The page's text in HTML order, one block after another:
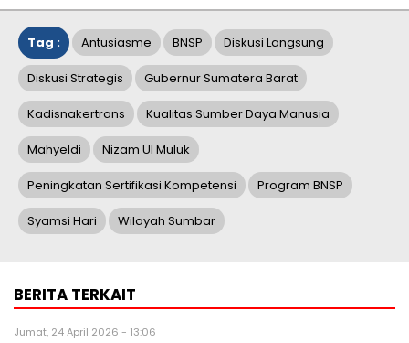
Tag : Antusiasme BNSP Diskusi Langsung
Diskusi Strategis Gubernur Sumatera Barat
Kadisnakertrans Kualitas Sumber Daya Manusia
Mahyeldi Nizam Ul Muluk
Peningkatan Sertifikasi Kompetensi Program BNSP
Syamsi Hari Wilayah Sumbar
BERITA TERKAIT
Jumat, 24 April 2026 - 13:06